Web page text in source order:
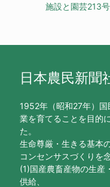
施設と園芸213
日本農民新聞
1952年（昭和27年）
業を育てることを目的
た。
生命尊厳・生きる基本
コンセンサスづくりを
(1)国産農畜産物の生産
供給、